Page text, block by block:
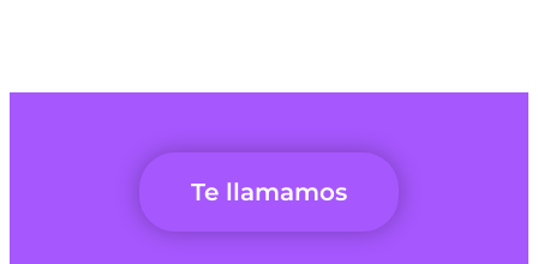
Bilbao
Te llamamos